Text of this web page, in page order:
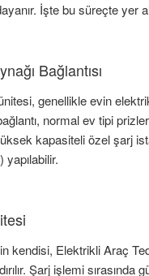
İşte bu süreçte yer
Bağlantısı
genellikle evin
normal ev tipi
kapasiteli özel şarj
kendisi, Elektrikli Araç
Şarj işlemi sırasında